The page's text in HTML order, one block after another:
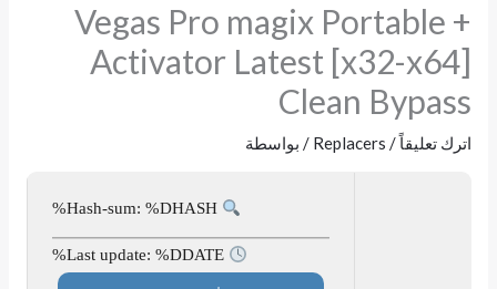
Vegas Pro magix Portable +
Activator Latest [x32-x64]
Clean Bypass
اترك تعليقاً/
Replacers / بواسطة
Hash-sum: %DHASH%
Last update: %DDATE%